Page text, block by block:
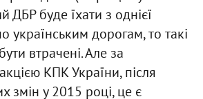
ДБР буде їхати з однієї
українським дорогам, то такі
втрачені. Але за
КПК України, після
змін у 2015 році, це є